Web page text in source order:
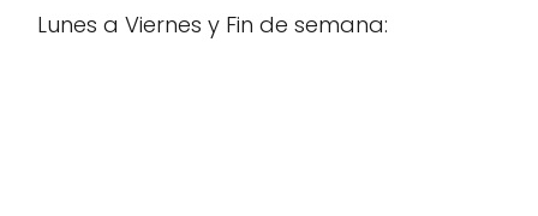
Lunes a Viernes y Fin de semana: